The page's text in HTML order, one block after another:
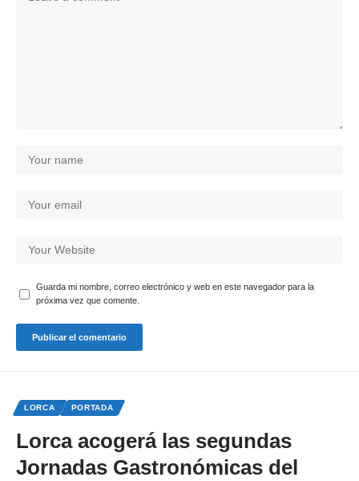
Guarda mi nombre, correo electrónico y web en este navegador para la
próxima vez que comente.
LORCA PORTADA
Lorca acogerá las segundas
Jornadas Gastronómicas del